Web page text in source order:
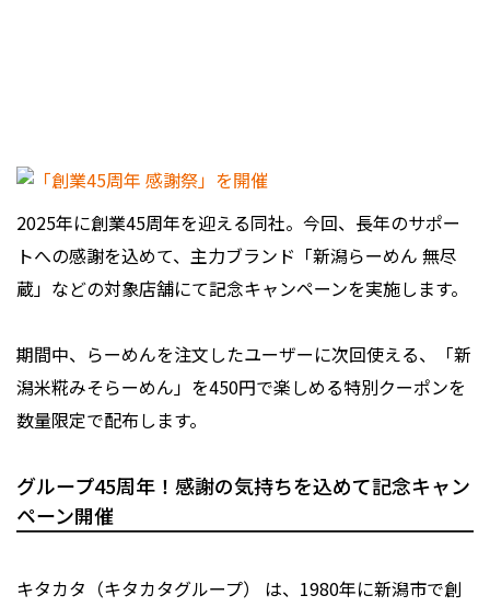
2025年に創業45周年を迎える同社。今回、長年のサポー
トへの感謝を込めて、主力ブランド「新潟らーめん 無尽
蔵」などの対象店舗にて記念キャンペーンを実施します。
期間中、らーめんを注文したユーザーに次回使える、「新
潟米糀みそらーめん」を450円で楽しめる特別クーポンを
数量限定で配布します。
グループ45周年！感謝の気持ちを込めて記念キャン
ペーン開催
キタカタ（キタカタグループ） は、1980年に新潟市で創